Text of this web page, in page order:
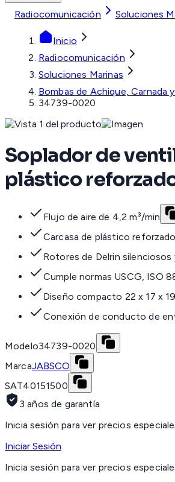
Radiocomunicación Soluciones
Inicio
Radiocomunicación
Soluciones Marinas
Bombas de Achique, Carnada
34739-0020
Soplador de
plástico
Flujo de aire de 4,2 m³/min
Carcasa de plástico
Rotores de Delrin silenciosos
Cumple normas USCG, ISO
Diseño compacto 22 x 17 x
Conexión de conducto de
Modelo34739-0020
MarcaJABSCO
SAT40151500
3 años de garantía
Inicia sesión para ver precios
Iniciar Sesión
Inicia sesión para ver precios